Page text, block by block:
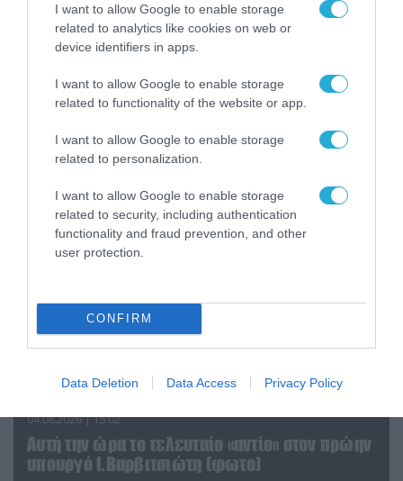
I want to allow Google to enable storage
related to analytics like cookies on web or
device identifiers in apps.
I want to allow Google to enable storage
related to functionality of the website or app.
I want to allow Google to enable storage
related to personalization.
I want to allow Google to enable storage
related to security, including authentication
functionality and fraud prevention, and other
user protection.
CONFIRM
Data Deletion Data Access Privacy Policy
06.08.2026 | 09:03
τα ζώα που χάθηκαν στις πυρκαγιές της
Αττικής (φωτο)
04.08.2026 | 15:02
Αυτή την ώρα το τελευταίο «αντίο» στον πρώην
υπουργό Ι.Βαρβιτσιώτη (φωτο)